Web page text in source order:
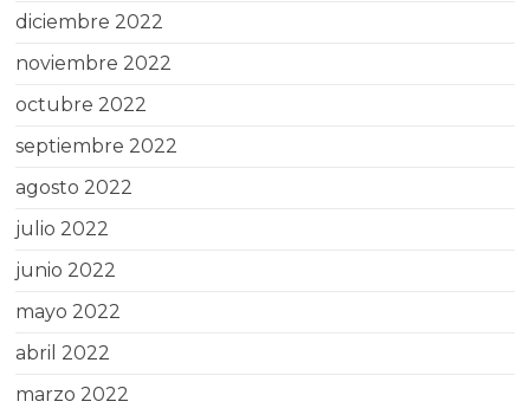
diciembre 2022
noviembre 2022
octubre 2022
septiembre 2022
agosto 2022
julio 2022
junio 2022
mayo 2022
abril 2022
marzo 2022